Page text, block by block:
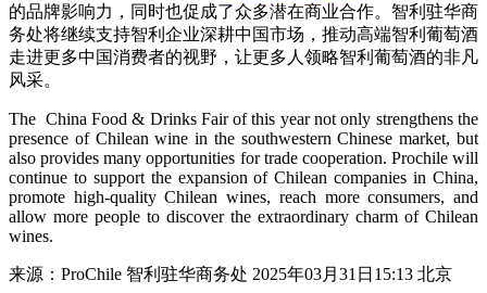
的品牌影响力，同时也促成了众多潜在商业合作。智利驻华商
务处将继续支持智利企业深耕中国市场，推动高端智利葡萄酒
走进更多中国消费者的视野，让更多人领略智利葡萄酒的非凡
风采。
The China Food & Drinks Fair of this year not only strengthens the
presence of Chilean wine in the southwestern Chinese market, but
also provides many opportunities for trade cooperation. Prochile will
continue to support the expansion of Chilean companies in China,
promote high-quality Chilean wines, reach more consumers, and
allow more people to discover the extraordinary charm of Chilean
wines.
来源：ProChile 智利驻华商务处 2025年03月31日15:13 北京